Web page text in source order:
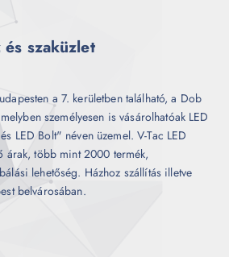
szaküzlet
a 7. kerületben található, a Dob
személyesen is vásárolhatóak LED
LED Bolt" néven üzemel. V-Tac LED
árak, több mint 2000 termék,
lehetőség. Házhoz szállítás illetve
belvárosában.